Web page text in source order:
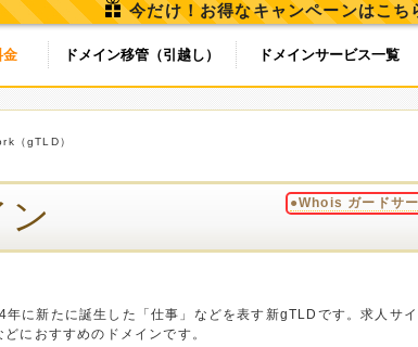
今だけ！お得なキャンペーンはこち
金 ドメイン移管（引越し） ドメインサービス一覧
（gTLD）
●Whois ガードサ
年に新たに誕生した「仕事」などを表す新gTLDです。求人サイ
におすすめのドメインです。